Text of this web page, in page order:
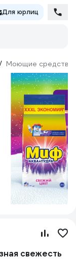
Для юрлиц
/ Моющие средства
свежесть